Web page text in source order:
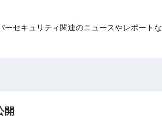
セキュリティ関連のニュースやレポート
開